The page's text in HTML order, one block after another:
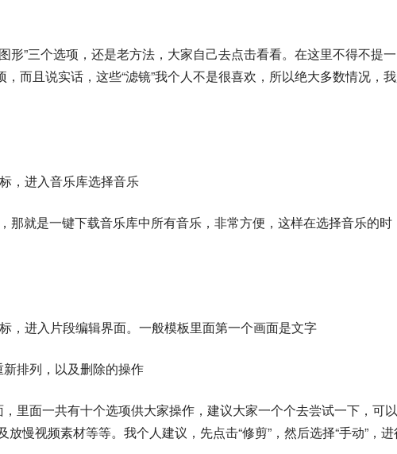
形”三个选项，还是老方法，大家自己去点击看看。在这里不得不提一
，而且说实话，这些“滤镜”我个人不是很喜欢，所以绝大多数情况，
，进入音乐库选择音乐
那就是一键下载音乐库中所有音乐，非常方便，这样在选择音乐的时
，进入片段编辑界面。一般模板里面第一个画面是文字
排列，以及删除的操作
里面一共有十个选项供大家操作，建议大家一个个去尝试一下，可以
慢视频素材等等。我个人建议，先点击“修剪”，然后选择“手动”，